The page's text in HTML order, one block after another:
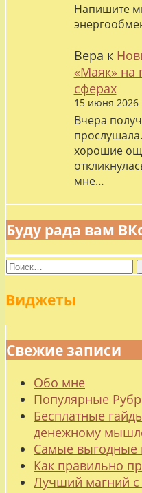
Напишите
Вера к
«Маяк» на
сферах
15 июня 2026
Вчера
хорошие
мне…
Буду рада вам
Найти:
Виджеты
Свежие записи
Обо мне
Популярные
Бесплатные
денежному
Самые выгодные
Как правильно
Лучший магний с